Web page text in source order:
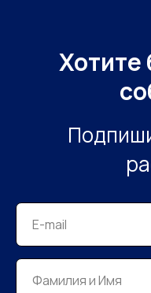
Хотите